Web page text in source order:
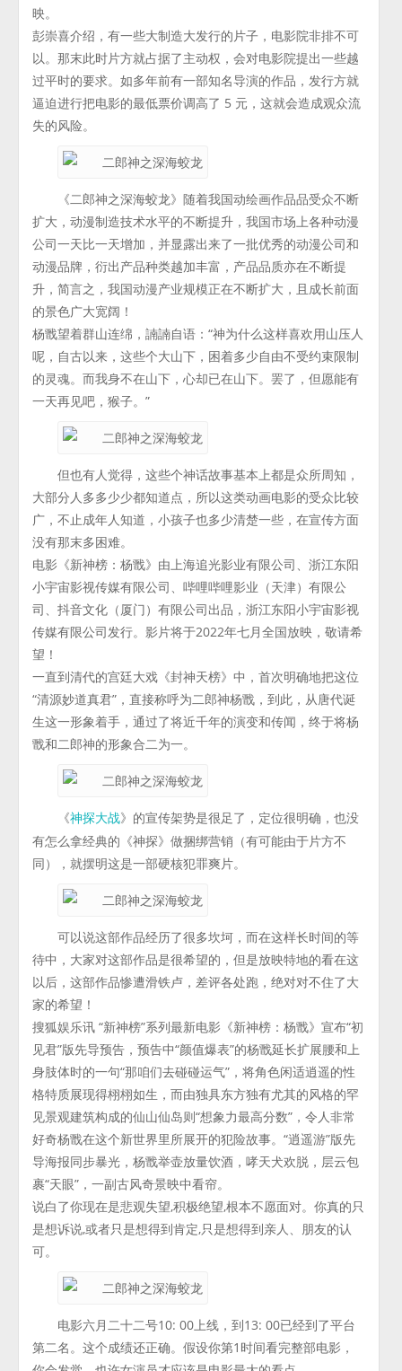
映。
彭崇喜介绍，有一些大制造大发行的片子，电影院非排不可
以。那末此时片方就占据了主动权，会对电影院提出一些越
过平时的要求。如多年前有一部知名导演的作品，发行方就
逼迫进行把电影的最低票价调高了 5 元，这就会造成观众流
失的风险。
《二郎神之深海蛟龙》随着我国动绘画作品品受众不断
扩大，动漫制造技术水平的不断提升，我国市场上各种动漫
公司一天比一天增加，并显露出来了一批优秀的动漫公司和
动漫品牌，衍出产品种类越加丰富，产品品质亦在不断提
升，简言之，我国动漫产业规模正在不断扩大，且成长前面
的景色广大宽阔！
杨戬望着群山连绵，諵諵自语：“神为什么这样喜欢用山压人
呢，自古以来，这些个大山下，困着多少自由不受约束限制
的灵魂。而我身不在山下，心却已在山下。罢了，但愿能有
一天再见吧，猴子。”
但也有人觉得，这些个神话故事基本上都是众所周知，
大部分人多多少少都知道点，所以这类动画电影的受众比较
广，不止成年人知道，小孩子也多少清楚一些，在宣传方面
没有那末多困难。
电影《新神榜：杨戬》由上海追光影业有限公司、浙江东阳
小宇宙影视传媒有限公司、哔哩哔哩影业（天津）有限公
司、抖音文化（厦门）有限公司出品，浙江东阳小宇宙影视
传媒有限公司发行。影片将于2022年七月全国放映，敬请希
望！
一直到清代的宫廷大戏《封神天榜》中，首次明确地把这位
“清源妙道真君”，直接称呼为二郎神杨戬，到此，从唐代诞
生这一形象着手，通过了将近千年的演变和传闻，终于将杨
戬和二郎神的形象合二为一。
《神探大战》的宣传架势是很足了，定位很明确，也没
有怎么拿经典的《神探》做捆绑营销（有可能由于片方不
同），就摆明这是一部硬核犯罪爽片。
可以说这部作品经历了很多坎坷，而在这样长时间的等
待中，大家对这部作品是很希望的，但是放映特地的看在这
以后，这部作品惨遭滑铁卢，差评各处跑，绝对对不住了大
家的希望！
搜狐娱乐讯 “新神榜”系列最新电影《新神榜：杨戬》宣布“初
见君”版先导预告，预告中“颜值爆表”的杨戬延长扩展腰和上
身肢体时的一句“那咱们去碰碰运气”，将角色闲适逍遥的性
格特质展现得栩栩如生，而由独具东方独有尤其的风格的罕
见景观建筑构成的仙山仙岛则“想象力最高分数”，令人非常
好奇杨戬在这个新世界里所展开的犯险故事。“逍遥游”版先
导海报同步暴光，杨戬举壶放量饮酒，哮天犬欢脱，层云包
裹“天眼”，一副古风奇景映中看帘。
说白了你现在是悲观失望,积极绝望,根本不愿面对。你真的只
是想诉说,或者只是想得到肯定,只是想得到亲人、朋友的认
可。
电影六月二十二号10: 00上线，到13: 00已经到了平台
第二名。这个成绩还正确。假设你第1时间看完整部电影，